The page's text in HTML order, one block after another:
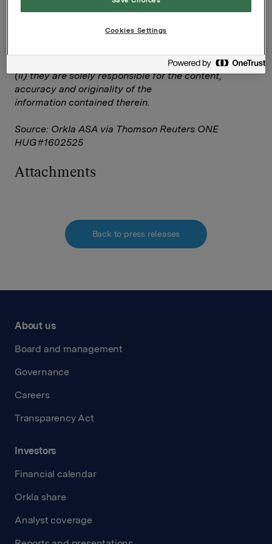
Reuters on behalf of Thomson Reuters clients.
The owner of this announcement warrants that:
copyright and other applicable laws; and
(ii) they are solely responsible for the content,
accuracy and originality of the
information contained therein.
Source: Orkla ASA via Thomson Reuters ONE
HUG#1602525
Attachments
Back to press releases
About us
Board and management
Governance
Careers
Transparency Act
Investors
Financial calendar
Orkla share
Analyst coverage
Cookies Settings